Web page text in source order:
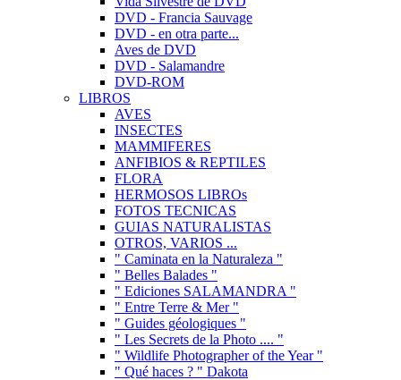
DVD - Francia Sauvage
DVD - en otra parte...
Aves de DVD
DVD - Salamandre
DVD-ROM
LIBROS
AVES
INSECTES
MAMMIFERES
ANFIBIOS & REPTILES
FLORA
HERMOSOS LIBROs
FOTOS TECNICAS
GUIAS NATURALISTAS
OTROS, VARIOS ...
" Caminata en la Naturaleza "
" Belles Balades "
" Ediciones SALAMANDRA "
" Entre Terre & Mer "
" Guides géologiques "
" Les Secrets de la Photo .... "
" Wildlife Photographer of the Year "
" Qué haces ? " Dakota